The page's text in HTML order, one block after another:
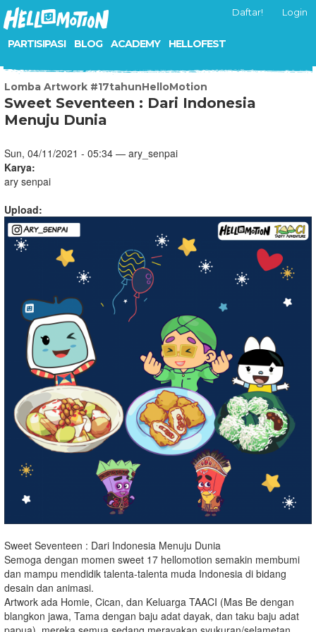
PARTISIPASI BLOG ACADEMY HELLOFEST
Daftar! Login
Lomba Artwork #17tahunHelloMotion
Sweet Seventeen : Dari Indonesia
Menuju Dunia
Sun, 04/11/2021 - 05:34 — ary_senpai
Karya:
ary senpai
Upload:
Sweet Seventeen : Dari Indonesia Menuju Dunia
Semoga dengan momen sweet 17 hellomotion semakin membumi
dan mampu mendidik talenta-talenta muda Indonesia di bidang
desain dan animasi.
Artwork ada Homie, Cican, dan Keluarga TAACI (Mas Be dengan
blangkon jawa, Tama dengan baju adat dayak, dan taku baju adat